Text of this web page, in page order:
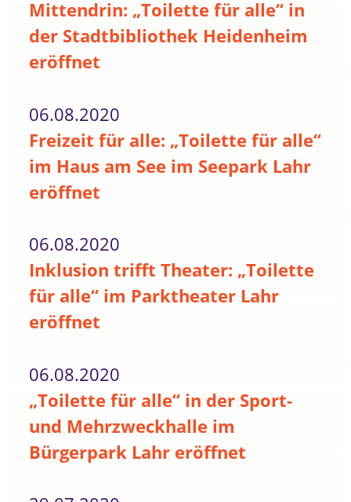
Mittendrin: „Toilette für alle“ in
der Stadtbibliothek Heidenheim
eröffnet
06.08.2020
Freizeit für alle: „Toilette für alle“
im Haus am See im Seepark Lahr
eröffnet
06.08.2020
Inklusion trifft Theater: „Toilette
für alle“ im Parktheater Lahr
eröffnet
06.08.2020
„Toilette für alle“ in der Sport-
und Mehrzweckhalle im
Bürgerpark Lahr eröffnet